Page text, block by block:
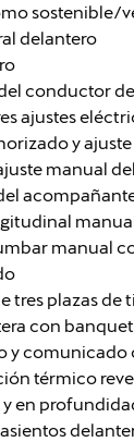
sostenible/
delantero
conductor
ajustes
y
manual
manual
tres plazas de
con
y comunicado
térmico
en